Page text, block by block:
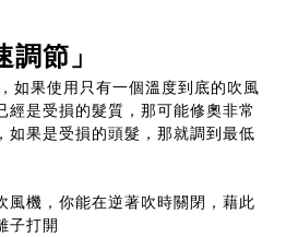
調節」
如果使用只有一個溫度到底的吹風
經是受損的髮質，那可能修奧非常
如果是受損的頭髮，那就調到最低
風機，你能在逆著吹時關閉，藉此
子打開